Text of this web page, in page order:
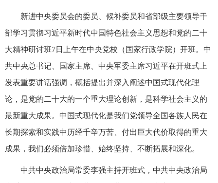
新进中央委员会的委员、候补委员和省部级主要领导干
部学习贯彻习近平新时代中国特色社会主义思想和党的二十
大精神研讨班7日上午在中央党校（国家行政学院）开班。中
共中央总书记、国家主席、中央军委主席习近平在开班式上
发表重要讲话强调，概括提出并深入阐述中国式现代化理
论，是党的二十大的一个重大理论创新，是科学社会主义的
最新重大成果。中国式现代化是我们党领导全国各族人民在
长期探索和实践中历经千辛万苦、付出巨大代价取得的重大
成果，我们必须倍加珍惜、始终坚持、不断拓展和深化。
中共中央政治局常委李强主持开班式，中共中央政治局